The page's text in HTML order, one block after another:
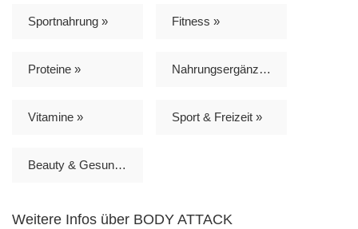
Sportnahrung » Fitness »
Proteine » Nahrungsergänzungsmittel »
Vitamine » Sport & Freizeit »
Beauty & Gesundheit »
Weitere Infos über BODY ATTACK